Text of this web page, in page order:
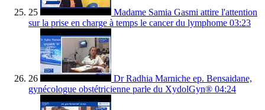
25
Madame Samia Gasmi attire l'attention
sur la prise en charge à temps le cancer du lymphome 03:23
26
Dr Radhia Marniche ep. Bensaidane,
gynécologue obstétricienne parle du XydolGyn® 04:24